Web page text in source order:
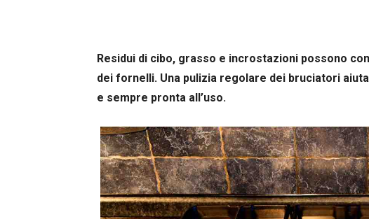
Residui di cibo, grasso e incrostazioni possono
dei fornelli. Una pulizia regolare dei bruciatori
e sempre pronta all’uso.